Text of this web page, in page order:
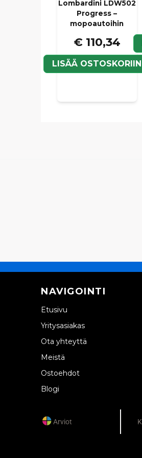
Lombardini LDW502
Progress –
mopoautoihin
€ 110,34
LISÄÄ OSTOSKORIIN
NAVIGOINTI
Etusivu
Yritysasiakas
Ota yhteyttä
Meistä
Ostoehdot
Blogi